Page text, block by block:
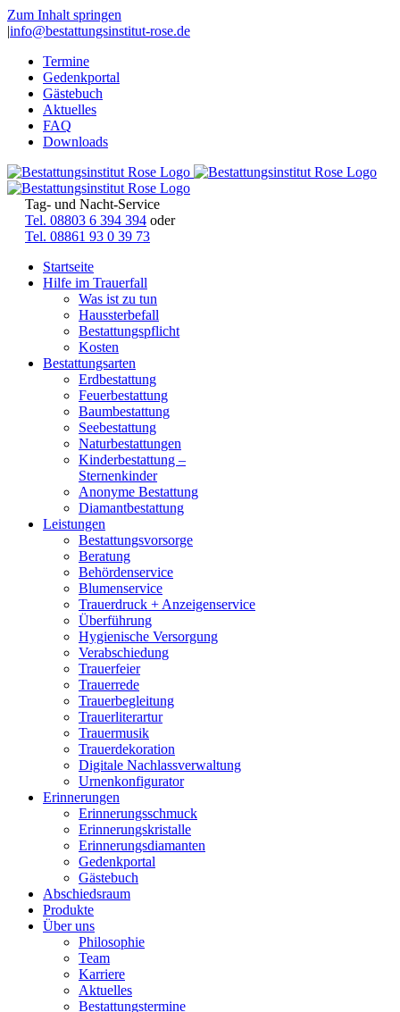
Zum Inhalt springen
|info@bestattungsinstitut-rose.de
Termine
Gedenkportal
Gästebuch
Aktuelles
FAQ
Downloads
Tag- und Nacht-Service
Tel. 08803 6 394 394 oder
Tel. 08861 93 0 39 73
Startseite
Hilfe im Trauerfall
Was ist zu tun
Haussterbefall
Bestattungspflicht
Kosten
Bestattungsarten
Erdbestattung
Feuerbestattung
Baumbestattung
Seebestattung
Naturbestattungen
Kinderbestattung –
Sternenkinder
Anonyme Bestattung
Diamantbestattung
Leistungen
Bestattungsvorsorge
Beratung
Behördenservice
Blumenservice
Trauerdruck + Anzeigenservice
Überführung
Hygienische Versorgung
Verabschiedung
Trauerfeier
Trauerrede
Trauerbegleitung
Trauerliterartur
Trauermusik
Trauerdekoration
Digitale Nachlassverwaltung
Urnenkonfigurator
Erinnerungen
Erinnerungsschmuck
Erinnerungskristalle
Erinnerungsdiamanten
Gedenkportal
Gästebuch
Abschiedsraum
Produkte
Über uns
Philosophie
Team
Karriere
Aktuelles
Bestattungstermine